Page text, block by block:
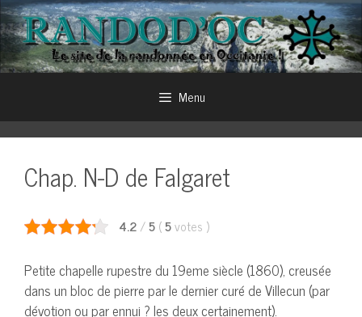
Aller
au
contenu
Menu
Chap. N-D de Falgaret
4.2 /5 (5votes )
Petite chapelle rupestre du 19eme siècle (1860), creusée
dans un bloc de pierre par le dernier curé de Villecun (par
dévotion ou par ennui ? les deux certainement).